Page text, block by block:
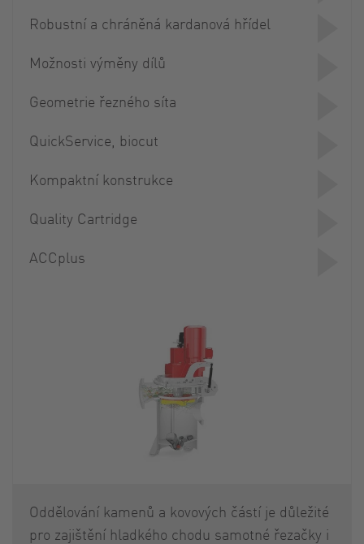
Robustní a chráněná kardanová hřídel
Možnosti výměny dílů
Geometrie řezného síta
QuickService, biocut
Kompaktní konstrukce
Quality Cartridge
ACCplus
Oddělování kamenů a kovových částí je důležité
pro zajištění hladkého chodu samotné řezačky i